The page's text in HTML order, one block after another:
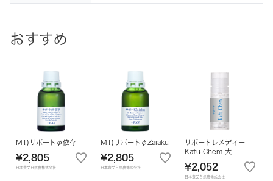
おすすめ
MT)サポートφ依存
¥2,805
日本豊受自然農株式会社
MT)サポートφZaiaku
¥2,805
日本豊受自然農株式会社
サポートレメディー
Kafu-Chem 大
¥2,052
日本豊受自然農株式会社